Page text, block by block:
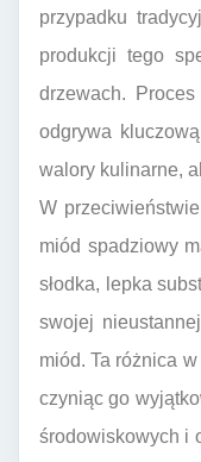
przypadku
produkcji tego
drzewach.
odgrywa
walory kulinarne,
W
miód spadziowy
słodka, lepka
swojej
miód. Ta różnica
czyniąc go
środowiskowych i